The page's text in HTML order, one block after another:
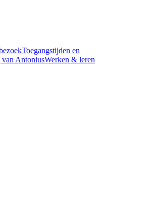
Toegangstijden en
AntoniusWerken & leren